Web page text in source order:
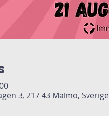
3, 217 43 Malmö, Sverige